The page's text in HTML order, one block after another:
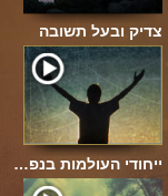
צדיק ובעל תשובה
ייחודי העולמות בנפ…